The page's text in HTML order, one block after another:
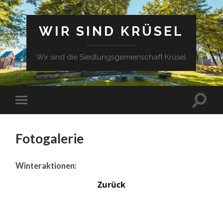
WIR SIND KRÜSEL
Wir sind die Siedlungsgemeinschaft Krüsel
Fotogalerie
Winteraktionen:
Zurück